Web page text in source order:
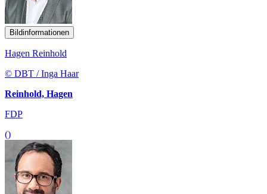
Bildinformationen
Hagen Reinhold
© DBT / Inga Haar
Reinhold, Hagen
FDP
()